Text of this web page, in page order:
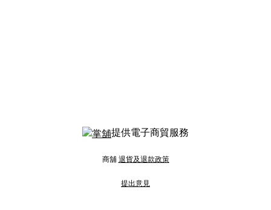
提供電子商貿服務
商舖 退貨及退款政策
提出意見